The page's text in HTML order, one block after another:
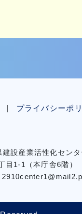
プライバシーポ
建設産業活性化セン
⽬1-1（本庁舎6階）